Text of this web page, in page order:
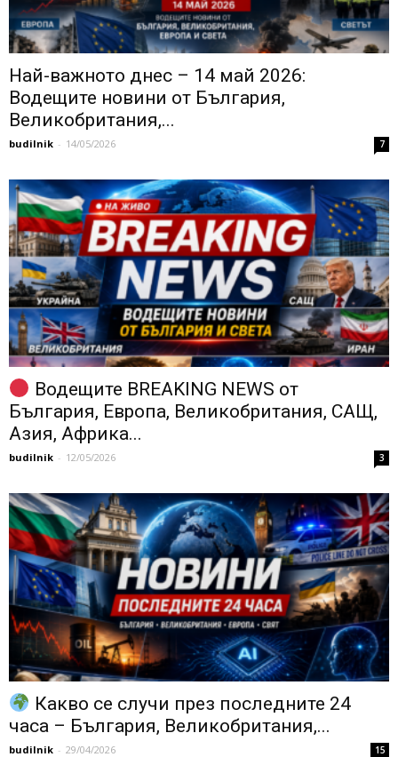
Най-важното днес – 14 май 2026:
Водещите новини от България,
Великобритания,...
budilnik - 14/05/2026 7
Водещите BREAKING NEWS от
България, Европа, Великобритания, САЩ,
Азия, Африка...
budilnik - 12/05/2026 3
Какво се случи през последните 24
часа – България, Великобритания,...
budilnik - 29/04/2026 15